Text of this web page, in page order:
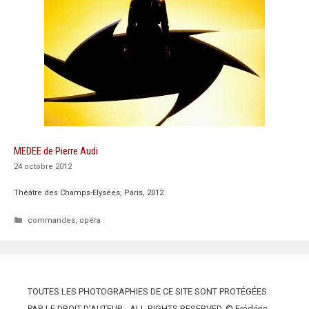
MEDEE de Pierre Audi
24 octobre 2012
Théâtre des Champs-Elysées, Paris, 2012
Catégories
commandes, opéra
TOUTES LES PHOTOGRAPHIES DE CE SITE SONT PROTÉGÉES